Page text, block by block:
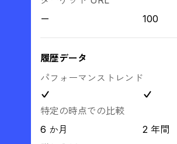
100
履歴データ
パフォーマンストレンド
特定の時点での比較
6 か月
2 年間